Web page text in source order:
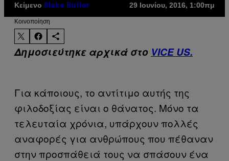
Κείμενο Blake Butler 29 Ιουνίου, 2016, 1:00πμ
Kοινοποίηση
Δημοσιεύτηκε αρχικά στο VICE US.
Για κάποιους, το αντίτιμο αυτής της
φιλοδοξίας είναι ο θάνατος. Μόνο τα
τελευταία χρόνια, υπάρχουν πολλές
αναφορές για ανθρώπους που πέθαναν
στην προσπάθειά τους να σπάσουν ένα